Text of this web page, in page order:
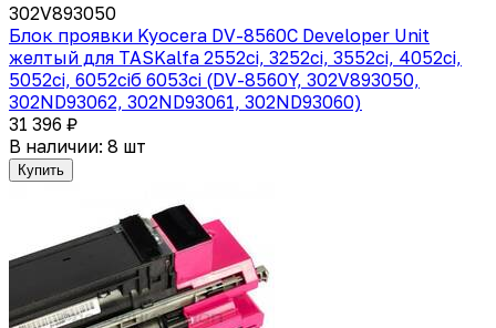
302V893050
Блок проявки Kyocera DV-8560C Developer Unit
желтый для TASKalfa 2552ci, 3252ci, 3552ci, 4052ci,
5052ci, 6052ciб 6053ci (DV-8560Y, 302V893050,
302ND93062, 302ND93061, 302ND93060)
31 396 ₽
В наличии: 8 шт
Купить